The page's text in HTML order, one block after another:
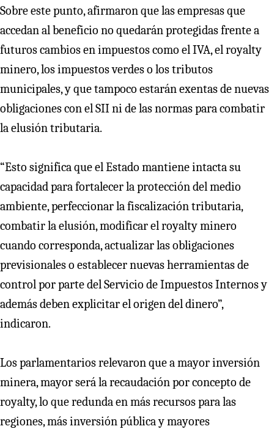
Sobre este punto, afirmaron que las empresas que
accedan al beneficio no quedarán protegidas frente a
futuros cambios en impuestos como el IVA, el royalty
minero, los impuestos verdes o los tributos
municipales, y que tampoco estarán exentas de nuevas
obligaciones con el SII ni de las normas para combatir
la elusión tributaria.
“Esto significa que el Estado mantiene intacta su
capacidad para fortalecer la protección del medio
ambiente, perfeccionar la fiscalización tributaria,
combatir la elusión, modificar el royalty minero
cuando corresponda, actualizar las obligaciones
previsionales o establecer nuevas herramientas de
control por parte del Servicio de Impuestos Internos y
además deben explicitar el origen del dinero”,
indicaron.
Los parlamentarios relevaron que a mayor inversión
minera, mayor será la recaudación por concepto de
royalty, lo que redunda en más recursos para las
regiones, más inversión pública y mayores